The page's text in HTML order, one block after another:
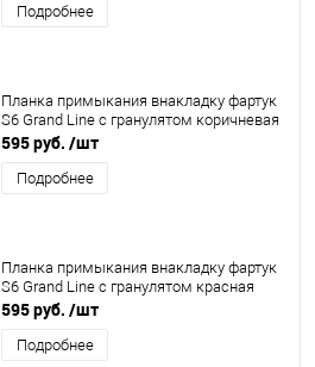
Подробнее
Планка примыкания внакладку фартук
S6 Grand Line c гранулятом коричневая
595 руб. /шт
Подробнее
Планка примыкания внакладку фартук
S6 Grand Line c гранулятом красная
595 руб. /шт
Подробнее